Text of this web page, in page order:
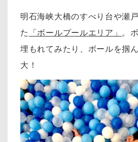
明石海峡大橋のすべり台や瀬
た
「ボールプールエリア」 。
埋もれてみたり、ボールを掴
大！